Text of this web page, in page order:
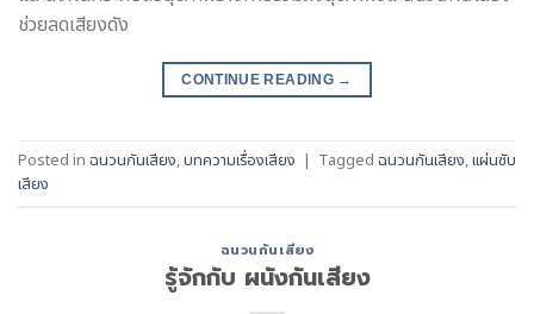
ช่วยลดเสียงดัง
CONTINUE READING →
Posted in ฉนวนกันเสียง,บทความเรื่องเสียง | Tagged ฉนวนกันเสียง,แผ่นซับ
เสียง
ฉนวนกันเสียง
รู้จักกับ ผนังกันเสียง